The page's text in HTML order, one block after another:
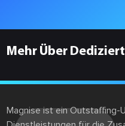
Mehr Über
Magnise ist ein Outstaffing-